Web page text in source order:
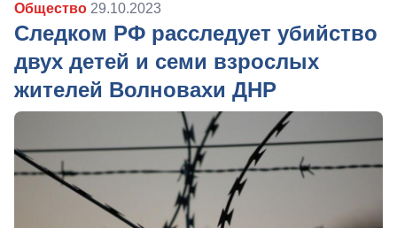
Общество 29.10.2023
Следком РФ расследует убийство
двух детей и семи взрослых
жителей Волновахи ДНР